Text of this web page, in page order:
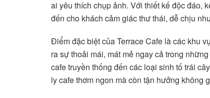
ai yêu thích chụp ảnh. Với thiết kế độc đáo,
đến cho khách cảm giác thư thái, dễ chịu
Điểm đặc biệt của Terrace Cafe là các khu
ra sự thoải mái, mát mẻ ngay cả trong
cafe truyền thống đến các loại sinh tố trái
ly cafe thơm ngon mà còn tận hưởng không